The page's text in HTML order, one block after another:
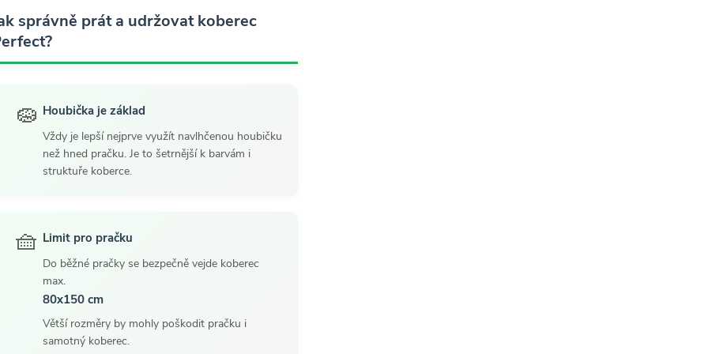
správně prát a udržovat koberec
🧽 Houbička je základ
Vždy je lepší nejprve využít navlhčenou houbičku
než hned pračku. Je to šetrnější k barvám i
struktuře koberce.
🧺 Limit pro pračku
Do běžné pračky se bezpečně vejde koberec
max.
80x150 cm
Větší rozměry by mohly poškodit pračku i
samotný koberec.